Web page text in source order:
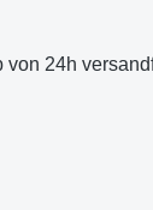
von 24h